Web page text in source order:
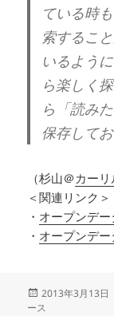
ている時
索するこ
いるよう
ら楽しく
ら「読み
保存して
（杉山＠ カーリ
＜関連リンク＞
・ オープンデ
・ オープンデ
投
稿
2013年3月13日
ース